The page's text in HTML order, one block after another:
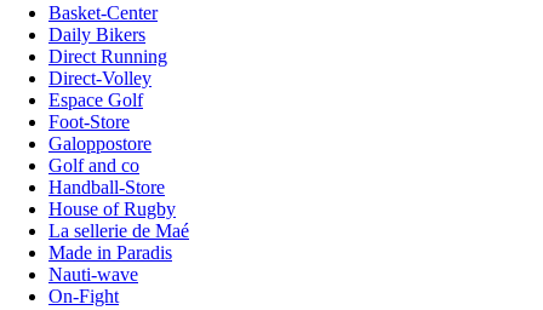
Basket-Center
Daily Bikers
Direct Running
Direct-Volley
Espace Golf
Foot-Store
Galoppostore
Golf and co
Handball-Store
House of Rugby
La sellerie de Maé
Made in Paradis
Nauti-wave
On-Fight